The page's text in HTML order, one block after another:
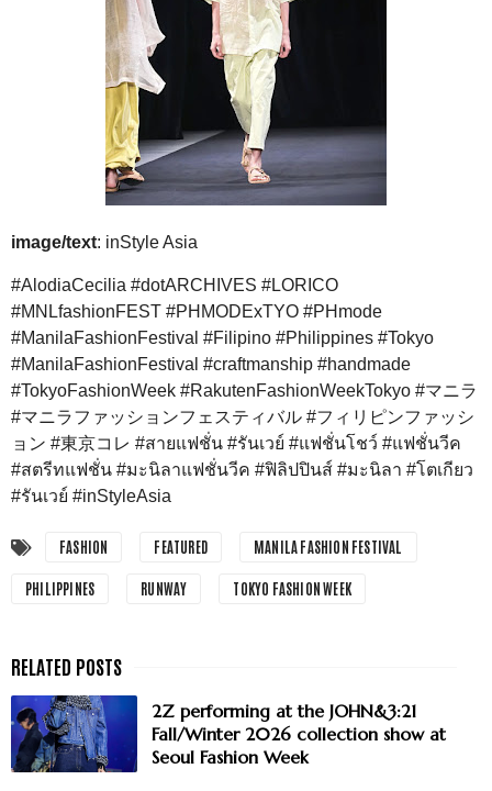
image/text: inStyle Asia
#AlodiaCecilia #dotARCHIVES #LORICO
#MNLfashionFEST #PHMODExTYO #PHmode
#ManilaFashionFestival #Filipino #Philippines #Tokyo
#ManilaFashionFestival #craftmanship #handmade
#TokyoFashionWeek #RakutenFashionWeekTokyo #マニラ
#マニラファッションフェスティバル #フィリピンファッシ
ョン #東京コレ #สายแฟชั่น #รันเวย์ #แฟชั่นโชว์ #แฟชั่นวีค
#สตรีทแฟชั่น #มะนิลาแฟชั่นวีค #ฟิลิปปินส์ #มะนิลา #โตเกียว
#รันเวย์ #inStyleAsia
FASHION FEATURED MANILA FASHION FESTIVAL
PHILIPPINES RUNWAY TOKYO FASHION WEEK
2Z performing at the JOHN&3:21
Fall/Winter 2026 collection show at
Seoul Fashion Week